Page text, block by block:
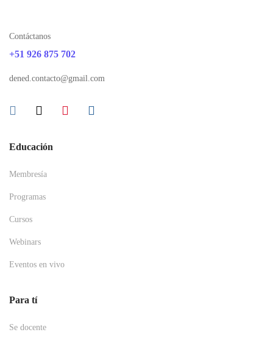
Contáctanos
+51 926 875 702
dened.contacto@gmail.com
Educación
Membresía
Programas
Cursos
Webinars
Eventos en vivo
Para tí
Se docente